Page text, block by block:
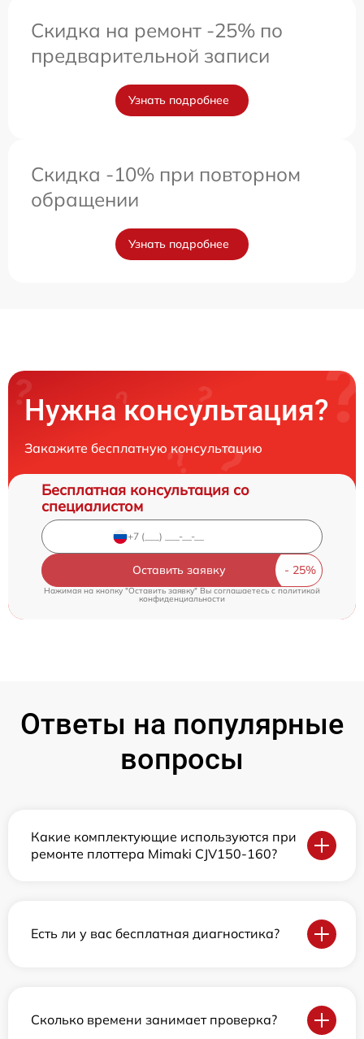
Скидка на ремонт -25% по
предварительной записи
Узнать подробнее
Скидка -10% при повторном
обращении
Узнать подробнее
Нужна консультация?
Закажите бесплатную консультацию
Бесплатная консультация со
специалистом
Оставить заявку
Нажимая на кнопку "Оставить заявку" Вы соглашаетесь cполитикой
конфиденциальности
Ответы на популярные
вопросы
Какие комплектующие используются при
ремонте плоттера Mimaki СJV150-160?
Есть ли у вас бесплатная диагностика?
Сколько времени занимает проверка?